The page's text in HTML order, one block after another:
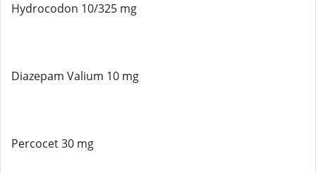
Hydrocodon 10/325 mg
Diazepam Valium 10 mg
Percocet 30 mg